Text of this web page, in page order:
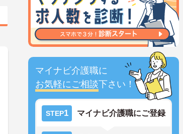
マイナビ介護職に
お気軽にご相談下さい！
STEP1 マイナビ介護職にご登録